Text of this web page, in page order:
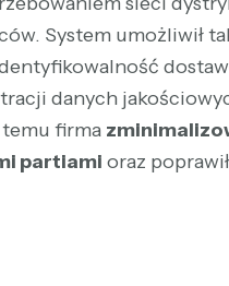
System umożliwił
danych
temu firma
partiami oraz